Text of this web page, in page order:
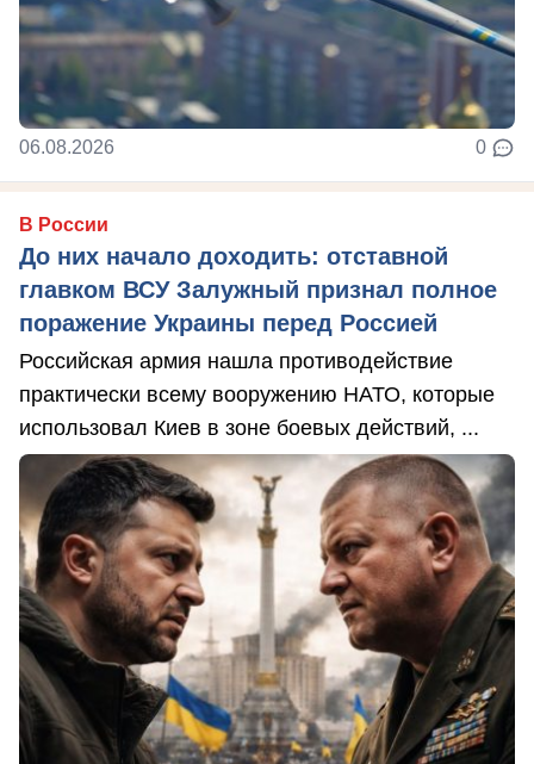
06.08.2026 0
В России
До них начало доходить: отставной
главком ВСУ Залужный признал полное
поражение Украины перед Россией
Российская армия нашла противодействие
практически всему вооружению НАТО, которые
использовал Киев в зоне боевых действий, ...